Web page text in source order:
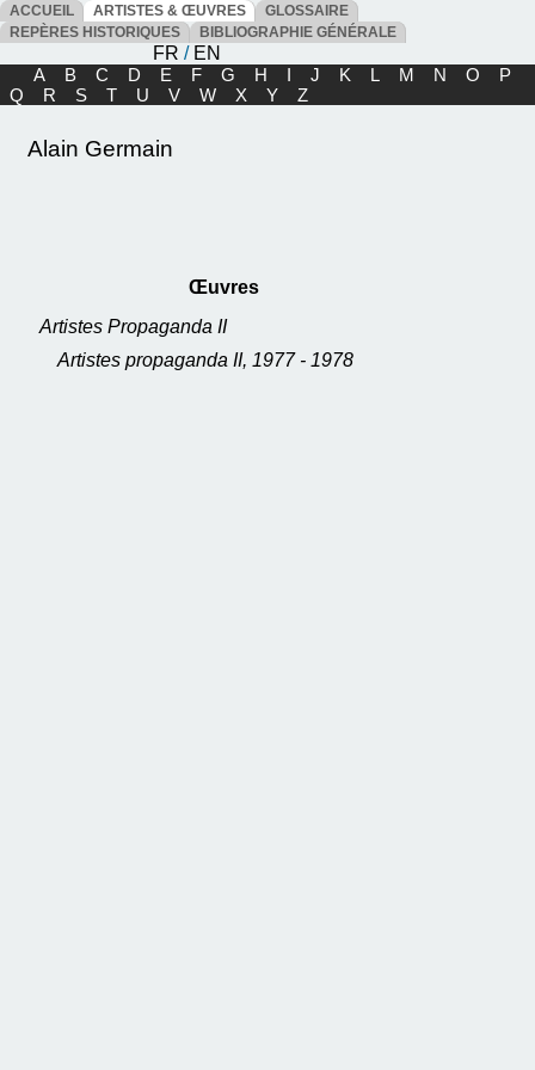
ACCUEIL ARTISTES & ŒUVRES
GLOSSAIRE
REPÈRES HISTORIQUES
BIBLIOGRAPHIE GÉNÉRALE
FR / EN
A
B C D E F G H I J K L M N O
P
Q
R S T U V W X Y Z